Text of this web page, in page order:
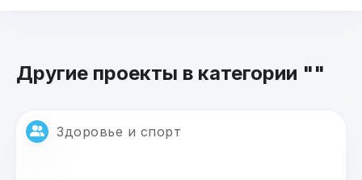
Другие проекты в категории ""
Здоровье и спорт